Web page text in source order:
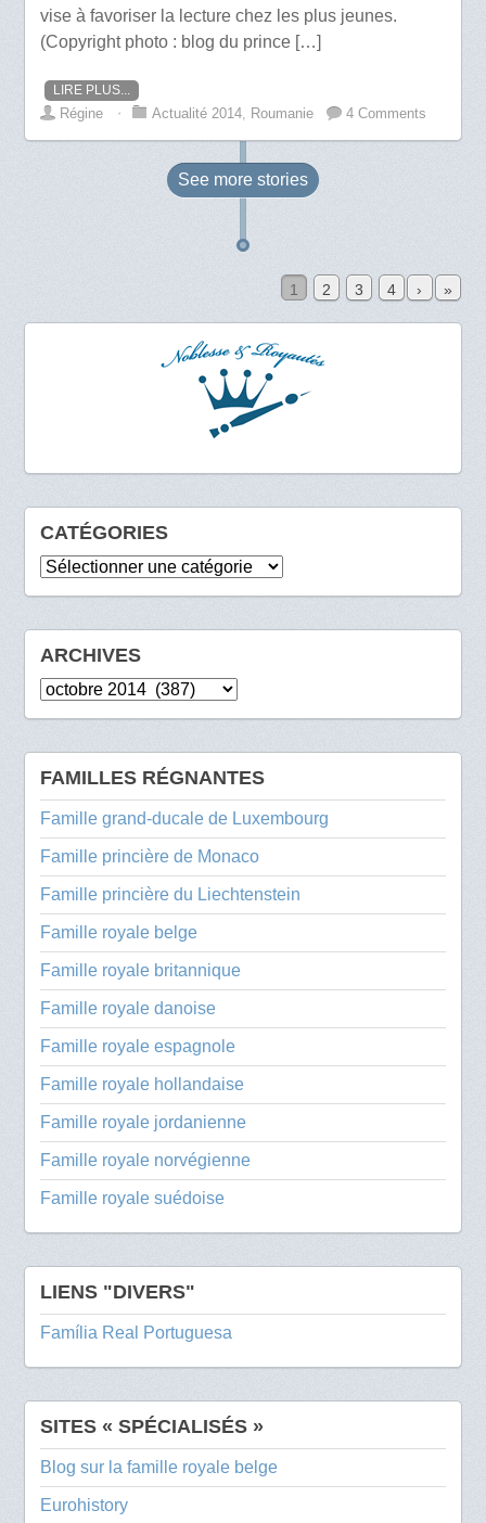
vise à favoriser la lecture chez les plus jeunes.
(Copyright photo : blog du prince […]
LIRE PLUS...
Régine ⋅ Actualité 2014, Roumanie 4 Comments
See more stories
1 2 3 4 › »
CATÉGORIES
Catégories
ARCHIVES
Archives
FAMILLES RÉGNANTES
Famille grand-ducale de Luxembourg
Famille princière de Monaco
Famille princière du Liechtenstein
Famille royale belge
Famille royale britannique
Famille royale danoise
Famille royale espagnole
Famille royale hollandaise
Famille royale jordanienne
Famille royale norvégienne
Famille royale suédoise
LIENS "DIVERS"
Família Real Portuguesa
SITES « SPÉCIALISÉS »
Blog sur la famille royale belge
Eurohistory